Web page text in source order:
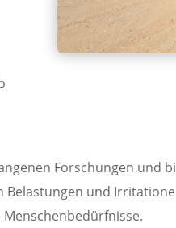
Forschungen und
und